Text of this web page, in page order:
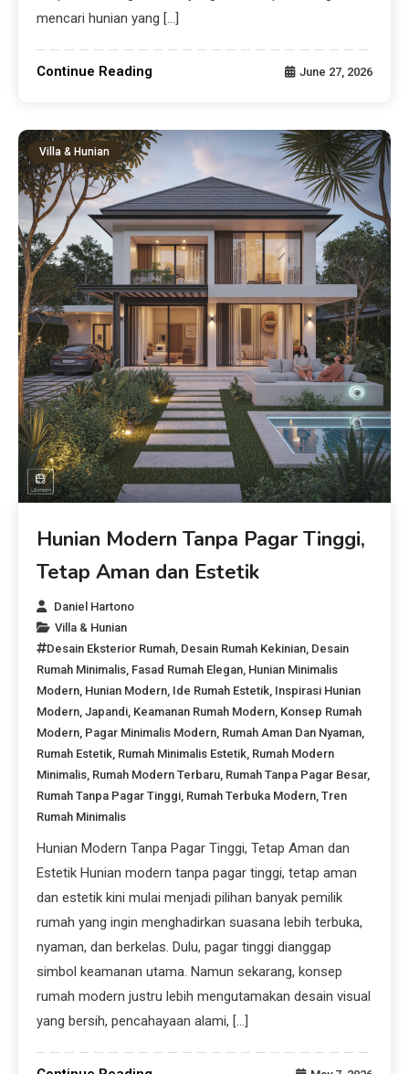
mencari hunian yang […]
Continue Reading June 27, 2026
Villa & Hunian
Hunian Modern Tanpa Pagar Tinggi,
Tetap Aman dan Estetik
Daniel Hartono
Villa & Hunian
Desain Eksterior Rumah Desain Rumah Kekinian Desain
Rumah Minimalis Fasad Rumah Elegan Hunian Minimalis
Modern Hunian Modern Ide Rumah Estetik Inspirasi Hunian
Modern ,Japandi Keamanan Rumah Modern Konsep Rumah
Modern Pagar Minimalis Modern Rumah Aman Dan Nyaman
Rumah Estetik Rumah Minimalis Estetik Rumah Modern
Minimalis Rumah Modern Terbaru Rumah Tanpa Pagar Besar,
Rumah Tanpa Pagar Tinggi Rumah Terbuka Modern ,Tren
Rumah Minimalis
Hunian Modern Tanpa Pagar Tinggi, Tetap Aman dan
Estetik Hunian modern tanpa pagar tinggi, tetap aman
dan estetik kini mulai menjadi pilihan banyak pemilik
rumah yang ingin menghadirkan suasana lebih terbuka,
nyaman, dan berkelas. Dulu, pagar tinggi dianggap
simbol keamanan utama. Namun sekarang, konsep
rumah modern justru lebih mengutamakan desain visual
yang bersih, pencahayaan alami, […]